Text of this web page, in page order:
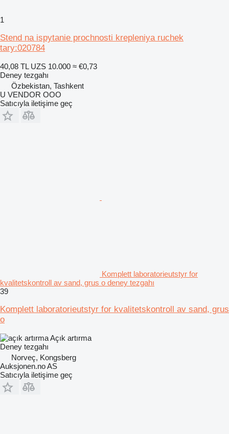
1
Stend na ispytanie prochnosti krepleniya ruchek
tary:020784
40,08 TL UZS 10.000 ≈ €0,73
Deney tezgahı
Özbekistan, Tashkent
U VENDOR OOO
Satıcıyla iletişime geç
Komplett laboratorieutstyr for
kvalitetskontroll av sand, grus o deney tezgahı
39
Komplett laboratorieutstyr for kvalitetskontroll av sand, grus
o
Açık artırma
Deney tezgahı
Norveç, Kongsberg
Auksjonen.no AS
Satıcıyla iletişime geç